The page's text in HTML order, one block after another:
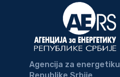
Agencija za energetiku